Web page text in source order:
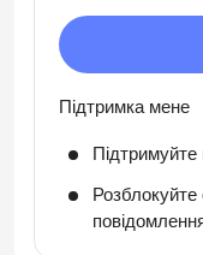
Підтримка мене
Розблокуйте